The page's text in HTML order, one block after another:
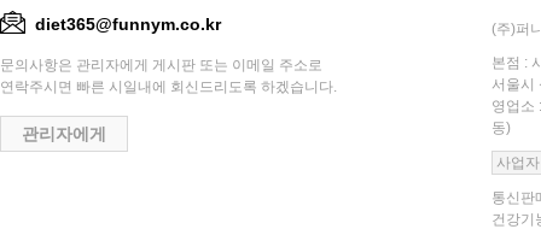
diet365@funnym.co.kr
문의사항은 관리자에게 게시판 또는 이메일 주소로
연락주시면 빠른 시일내에 회신드리도록 하겠습니다.
관리자에게
(주)퍼
본점 :
서울시
영업소
동)
사업
통신판
건강기